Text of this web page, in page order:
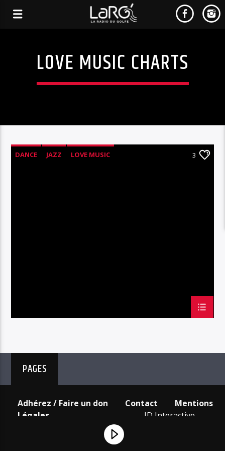
LOVE MUSIC CHARTS
DANCE JAZZ
LOVE MUSIC
3
PAGES
Adhérez / Faire un don Contact
Mentions
Légales
ID Interactive